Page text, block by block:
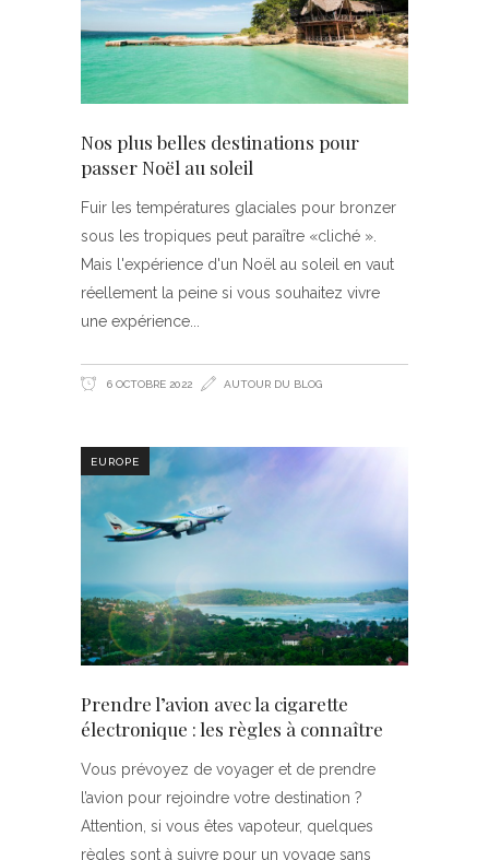
Nos plus belles destinations pour
passer Noël au soleil
Fuir les températures glaciales pour bronzer
sous les tropiques peut paraître «cliché ».
Mais l'expérience d'un Noël au soleil en vaut
réellement la peine si vous souhaitez vivre
une expérience
6 OCTOBRE 2022 AUTOUR DU BLOG
EUROPE
Prendre l’avion avec la cigarette
électronique : les règles à connaître
Vous prévoyez de voyager et de prendre
l’avion pour rejoindre votre destination ?
Attention, si vous êtes vapoteur, quelques
règles sont à suivre pour un voyage sans